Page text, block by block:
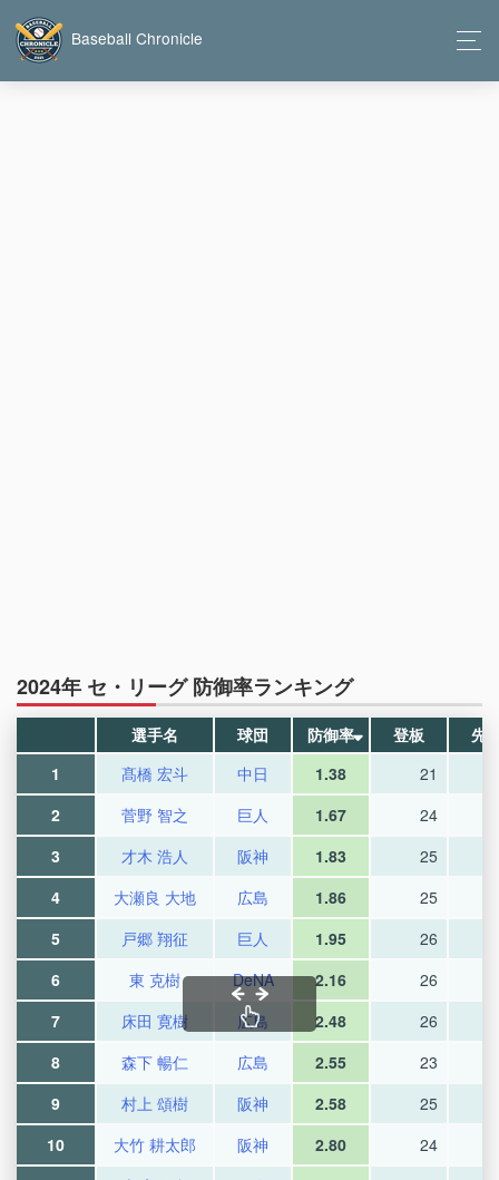
Baseball Chronicle
2024年 セ・リーグ 防御率ランキング
選手名 球団 防御率 登板
先
1
髙橋 宏斗 中日 1.38 21
2
菅野 智之 巨人 1.67 24
3
才木 浩人 阪神 1.83 25
4
大瀬良 大地 広島 1.86 25
5
戸郷 翔征 巨人 1.95 26
6
東 克樹 DeNA 2.16 26
7
床田 寛樹 広島 2.48 26
8
森下 暢仁 広島 2.55 23
9
村上 頌樹 阪神 2.58 25
10
大竹 耕太郎 阪神 2.80 24